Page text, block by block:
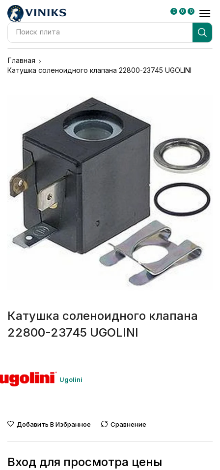
Поиск плита
0 0 0
Главная
Катушка соленоидного клапана 22800-23745 UGOLINI
Катушка соленоидного клапана
22800-23745 UGOLINI
Ugolini
Добавить В Избранное Сравнение
Вход для просмотра цены